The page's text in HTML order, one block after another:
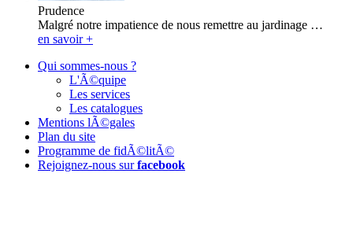
Prudence
Malgré notre impatience de nous remettre au jardinage …
en savoir +
Qui sommes-nous ?
L'Ã©quipe
Les services
Les catalogues
Mentions lÃ©gales
Plan du site
Programme de fidÃ©litÃ©
Rejoignez-nous sur facebook